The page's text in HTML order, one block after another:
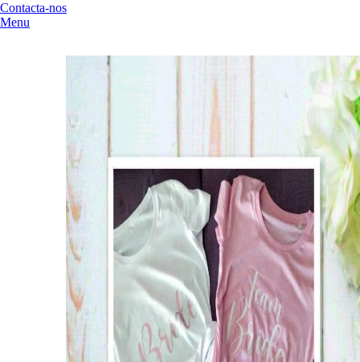
Contacta-nos
Menu